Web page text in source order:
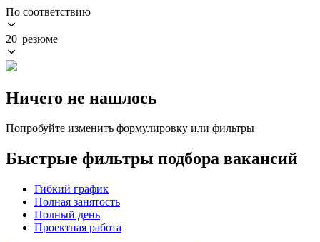
По соответствию
20 резюме
Ничего не нашлось
Попробуйте изменить формулировку или фильтры
Быстрые фильтры подбора вакансий
Гибкий график
Полная занятость
Полный день
Проектная работа